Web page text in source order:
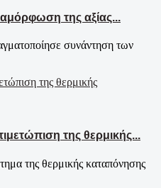
της αξίας...
συνάντηση των
της θερμικής...
της θερμικής καταπόνησης